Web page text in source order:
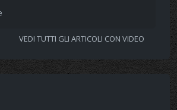
VEDI TUTTI GLI ARTICOLI CON VIDEO